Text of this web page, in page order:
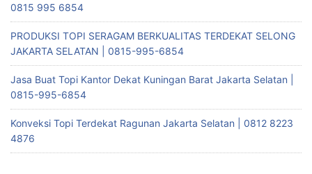
0815 995 6854
PRODUKSI TOPI SERAGAM BERKUALITAS TERDEKAT SELONG
JAKARTA SELATAN | 0815-995-6854
Jasa Buat Topi Kantor Dekat Kuningan Barat Jakarta Selatan |
0815-995-6854
Konveksi Topi Terdekat Ragunan Jakarta Selatan | 0812 8223
4876